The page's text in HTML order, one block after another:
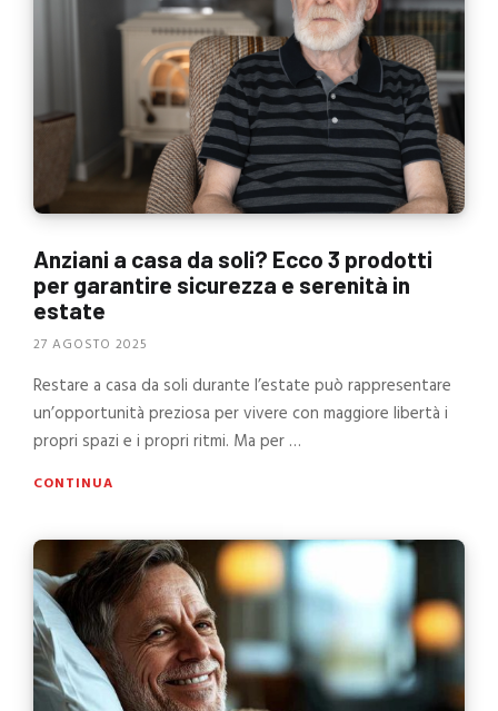
Anziani a casa da soli? Ecco 3 prodotti
per garantire sicurezza e serenità in
estate
27 AGOSTO 2025
Restare a casa da soli durante l’estate può rappresentare
un’opportunità preziosa per vivere con maggiore libertà i
propri spazi e i propri ritmi. Ma per …
CONTINUA